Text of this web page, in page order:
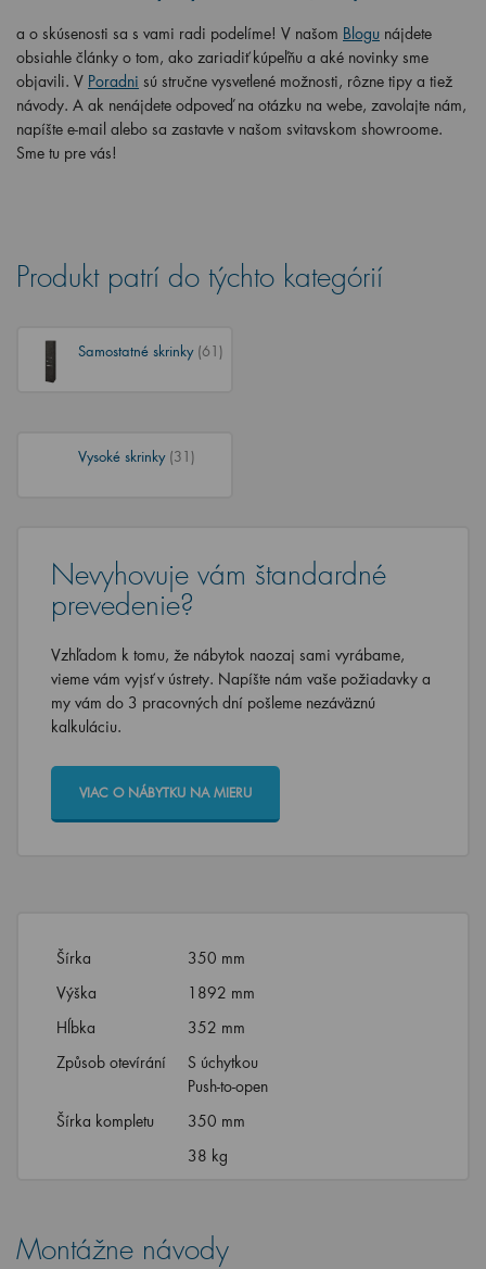
a o skúsenosti sa s vami radi podelíme! V našom Blogu nájdete
obsiahle články o tom, ako zariadiť kúpeľňu a aké novinky sme
objavili. V Poradni sú stručne vysvetlené možnosti, rôzne tipy a tiež
návody. A ak nenájdete odpoveď na otázku na webe, zavolajte nám,
napíšte e-mail alebo sa zastavte v našom svitavskom showroome.
Sme tu pre vás!
Produkt patrí do týchto kategórií
Samostatné skrinky (61)
Vysoké skrinky (31)
Nevyhovuje vám štandardné
prevedenie?
Vzhľadom k tomu, že nábytok naozaj sami vyrábame,
vieme vám vyjsť v ústrety. Napíšte nám vaše požiadavky a
my vám do 3 pracovných dní pošleme nezáväznú
kalkuláciu.
VIAC O NÁBYTKU NA MIERU
Šírka
350 mm
Výška
1892 mm
Hĺbka
352 mm
Způsob otevírání
S úchytkou
Push-to-open
Šírka kompletu
350 mm
38 kg
Montážne návody